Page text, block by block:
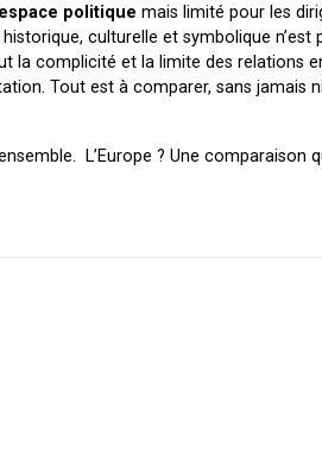
espace politique mais limité pour les
culturelle et symbolique n’est
la complicité et la limite des relations
Tout est à comparer, sans jamais
L’Europe ? Une comparaison